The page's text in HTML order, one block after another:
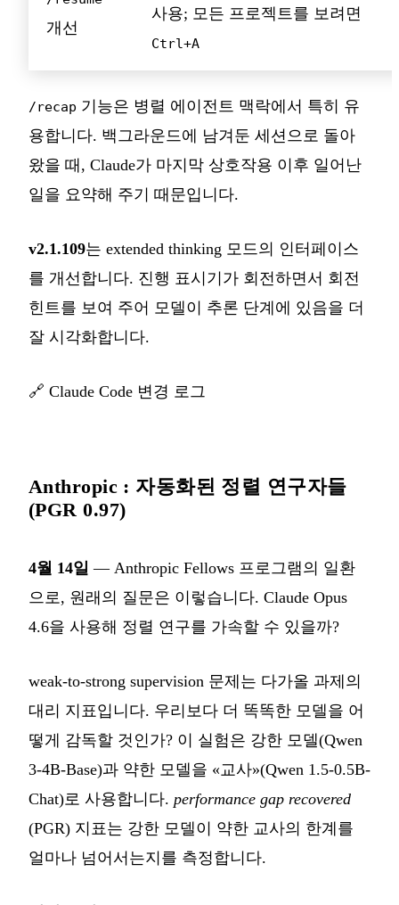
개선
사용; 모든 프로젝트를 보려면
Ctrl+A
/recap 기능은 병렬 에이전트 맥락에서 특히 유
용합니다. 백그라운드에 남겨둔 세션으로 돌아
왔을 때, Claude가 마지막 상호작용 이후 일어난
일을 요약해 주기 때문입니다.
v2.1.109는 extended thinking 모드의 인터페이스
를 개선합니다. 진행 표시기가 회전하면서 회전
힌트를 보여 주어 모델이 추론 단계에 있음을 더
잘 시각화합니다.
🔗 Claude Code 변경 로그
Anthropic : 자동화된 정렬 연구자들
(PGR 0.97)
4월 14일 — Anthropic Fellows 프로그램의 일환
으로, 원래의 질문은 이렇습니다. Claude Opus
4.6을 사용해 정렬 연구를 가속할 수 있을까?
weak-to-strong supervision 문제는 다가올 과제의
대리 지표입니다. 우리보다 더 똑똑한 모델을 어
떻게 감독할 것인가? 이 실험은 강한 모델(Qwen
3-4B-Base)과 약한 모델을 «교사»(Qwen 1.5-0.5B-
Chat)로 사용합니다. performance gap recovered
(PGR) 지표는 강한 모델이 약한 교사의 한계를
얼마나 넘어서는지를 측정합니다.